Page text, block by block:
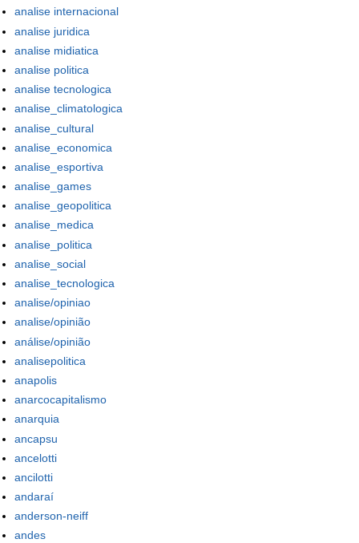
analise internacional
analise juridica
analise midiatica
analise politica
analise tecnologica
analise_climatologica
analise_cultural
analise_economica
analise_esportiva
analise_games
analise_geopolitica
analise_medica
analise_politica
analise_social
analise_tecnologica
analise/opiniao
analise/opinião
análise/opinião
analisepolitica
anapolis
anarcocapitalismo
anarquia
ancapsu
ancelotti
ancilotti
andaraí
anderson-neiff
andes